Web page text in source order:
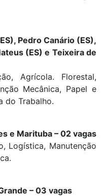
Pedro Canário (ES),
(ES) e Teixeira de
Agrícola. Florestal,
Mecânica, Papel e
do Trabalho.
e Marituba – 02 vagas
Logística, Manutenção
– 03 vagas